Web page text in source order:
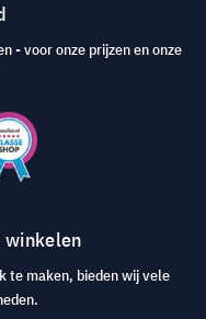
- voor onze prijzen en onze
winkelen
te maken, bieden wij vele